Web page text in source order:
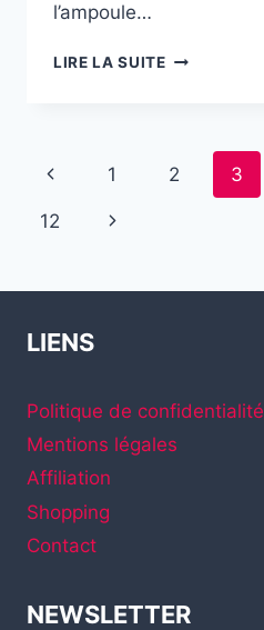
l’ampoule…
LIRE LA SUITEAMPOULE
THREAD
OU
ZIGBEE
LES
Navigation
de
Page
précédente
1 2 3
12
Page
LIENS
Politique de confidentialité
Mentions légales
Affiliation
Shopping
Contact
NEWSLETTER